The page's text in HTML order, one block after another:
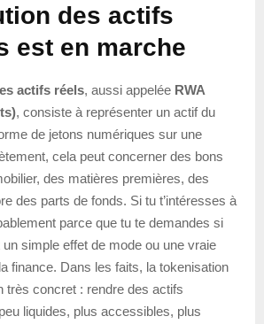
des actifs
est en marche
actifs réels, aussi appelée RWA
, consiste à représenter un actif du
de jetons numériques sur une
cela peut concerner des bons
des matières premières, des
des parts de fonds. Si tu t’intéresses à
parce que tu te demandes si
simple effet de mode ou une vraie
finance. Dans les faits, la tokenisation
très concret : rendre des actifs
liquides, plus accessibles, plus